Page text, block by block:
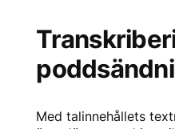
Med talinnehållets